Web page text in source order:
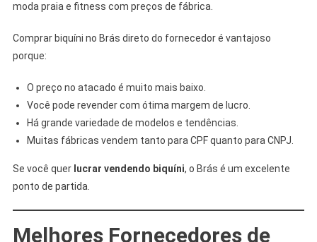
moda praia e fitness com preços de fábrica.
Comprar biquíni no Brás direto do fornecedor é vantajoso
porque:
O preço no atacado é muito mais baixo.
Você pode revender com ótima margem de lucro.
Há grande variedade de modelos e tendências.
Muitas fábricas vendem tanto para CPF quanto para CNPJ.
Se você quer lucrar vendendo biquíni, o Brás é um excelente
ponto de partida.
Melhores Fornecedores de